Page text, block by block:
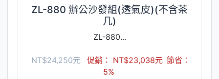
ZL-880 辦公沙發組(透氣皮)(不含茶
几)
ZL-880...
NT$24,250元 促銷： NT$23,038元 節省：
5%